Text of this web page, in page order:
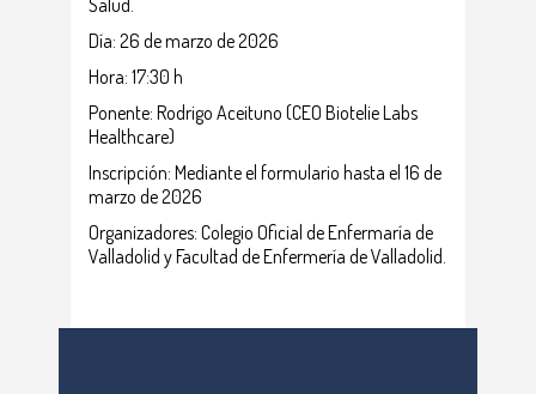
Salud.
Día: 26 de marzo de 2026
Hora: 17:30 h
Ponente: Rodrigo Aceituno (CEO Biotelie Labs
Healthcare)
Inscripción: Mediante el formulario hasta el 16 de
marzo de 2026
Organizadores: Colegio Oficial de Enfermaría de
Valladolid y Facultad de Enfermería de Valladolid.